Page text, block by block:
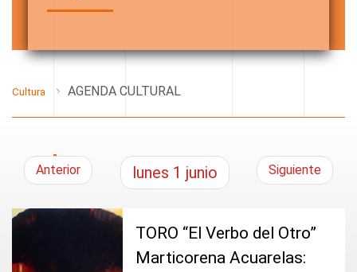
Cultura AGENDA CULTURAL
Anterior lunes 1 junio Siguiente
TORO “El Verbo del Otro”
Marticorena Acuarelas: